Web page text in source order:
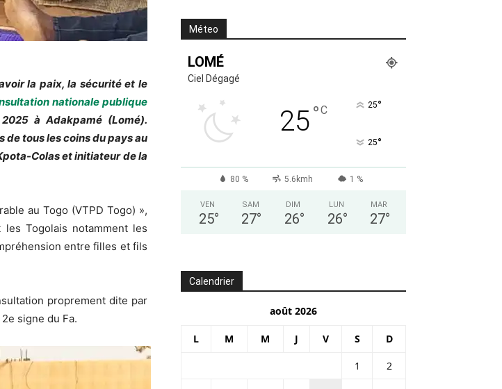
la paix, la sécurité et le
nationale publique
à Adakpamé (Lomé).
de tous les coins du pays au
Colas et initiateur de la
au Togo (VTPD Togo) »,
Togolais notamment les
entre filles et fils
proprement dite par
signe du Fa.
Méteo
LOMÉ
Ciel Dégagé
25°C 25°
25°
80 % 5.6kmh 1 %
VEN
25°
SAM
27°
DIM
26°
LUN
26°
MAR
27°
Calendrier
août 2026
L M M J V S D
1
2